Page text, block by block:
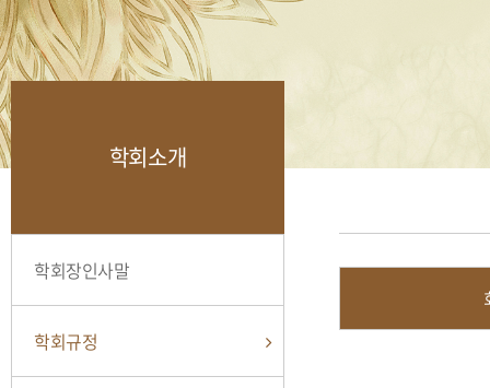
학회소개
학회장인사말
학회규정